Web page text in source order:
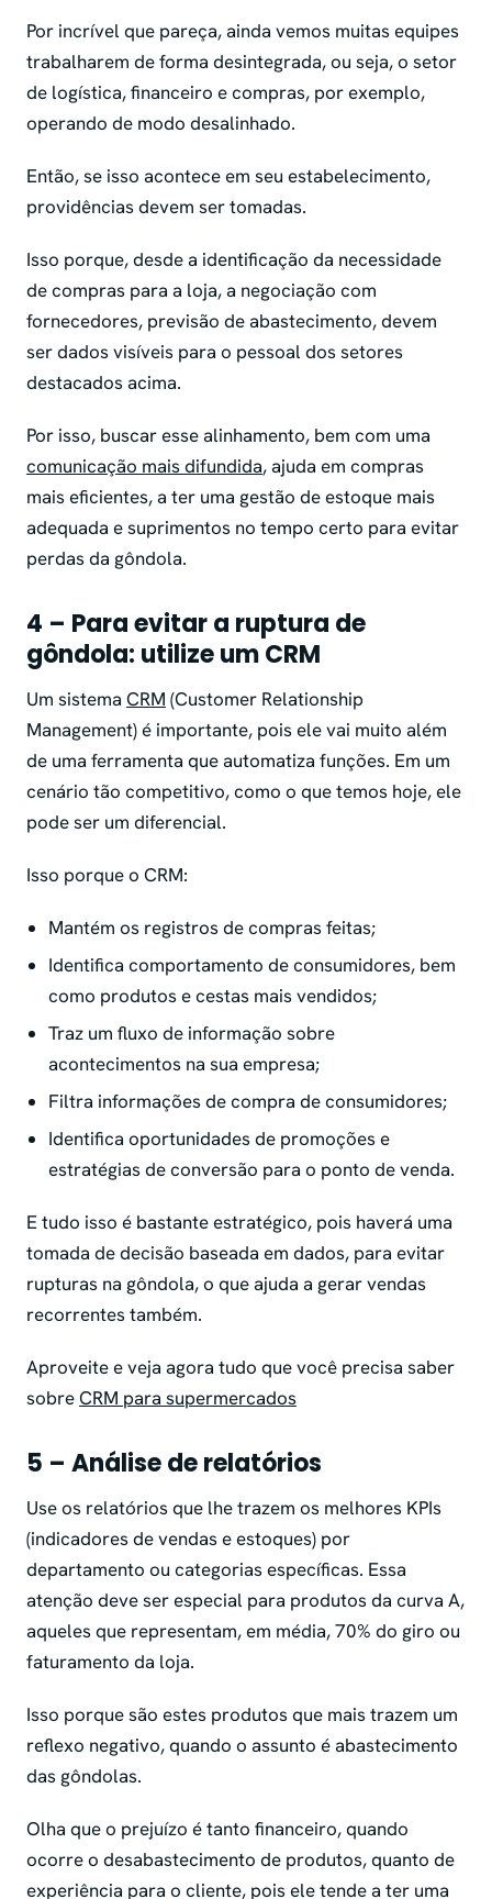
Por incrível que pareça, ainda vemos muitas equipes
trabalharem de forma desintegrada, ou seja, o setor
de logística, financeiro e compras, por exemplo,
operando de modo desalinhado.
Então, se isso acontece em seu estabelecimento,
providências devem ser tomadas.
Isso porque, desde a identificação da necessidade
de compras para a loja, a negociação com
fornecedores, previsão de abastecimento, devem
ser dados visíveis para o pessoal dos setores
destacados acima.
Por isso, buscar esse alinhamento, bem com uma
comunicação mais difundida, ajuda em compras
mais eficientes, a ter uma gestão de estoque mais
adequada e suprimentos no tempo certo para evitar
perdas da gôndola.
4 – Para evitar a ruptura de
gôndola: utilize um CRM
Um sistema CRM (Customer Relationship
Management) é importante, pois ele vai muito além
de uma ferramenta que automatiza funções. Em um
cenário tão competitivo, como o que temos hoje, ele
pode ser um diferencial.
Isso porque o CRM:
Mantém os registros de compras feitas;
Identifica comportamento de consumidores, bem
como produtos e cestas mais vendidos;
Traz um fluxo de informação sobre
acontecimentos na sua empresa;
Filtra informações de compra de consumidores;
Identifica oportunidades de promoções e
estratégias de conversão para o ponto de venda.
E tudo isso é bastante estratégico, pois haverá uma
tomada de decisão baseada em dados, para evitar
rupturas na gôndola, o que ajuda a gerar vendas
recorrentes também.
Aproveite e veja agora tudo que você precisa saber
sobreCRM para supermercados
5 – Análise de relatórios
Use os relatórios que lhe trazem os melhores KPIs
(indicadores de vendas e estoques) por
departamento ou categorias específicas. Essa
atenção deve ser especial para produtos da curva A,
aqueles que representam, em média, 70% do giro ou
faturamento da loja.
Isso porque são estes produtos que mais trazem um
reflexo negativo, quando o assunto é abastecimento
das gôndolas.
Olha que o prejuízo é tanto financeiro, quando
ocorre o desabastecimento de produtos, quanto de
experiência para o cliente, pois ele tende a ter uma